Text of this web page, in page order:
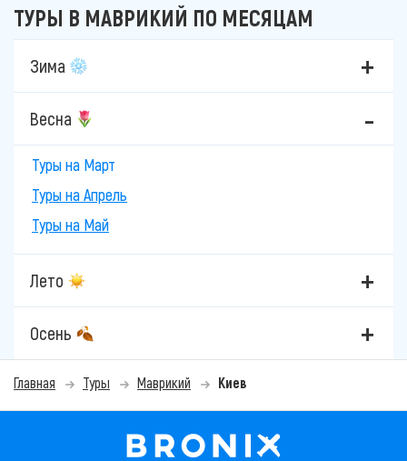
ТУРЫ В МАВРИКИЙ ПО МЕСЯЦАМ
Зима
Весна
Туры на Март
Туры на Апрель
Туры на Май
Лето
Осень
Главная Туры Маврикий Киев